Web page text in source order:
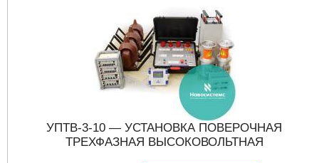
УПТВ-3-10 — УСТАНОВКА ПОВЕРОЧНАЯ
ТРЕХФАЗНАЯ ВЫСОКОВОЛЬТНАЯ